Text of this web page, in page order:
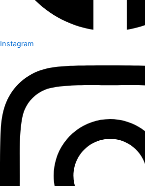
Instagram